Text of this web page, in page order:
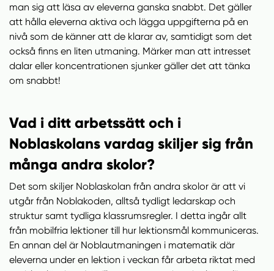
man sig att läsa av eleverna ganska snabbt. Det gäller
att hålla eleverna aktiva och lägga uppgifterna på en
nivå som de känner att de klarar av, samtidigt som det
också finns en liten utmaning. Märker man att intresset
dalar eller koncentrationen sjunker gäller det att tänka
om snabbt!
Vad i ditt arbetssätt och i
Noblaskolans vardag skiljer sig från
många andra skolor?
Det som skiljer Noblaskolan från andra skolor är att vi
utgår från Noblakoden, alltså tydligt ledarskap och
struktur samt tydliga klassrumsregler. I detta ingår allt
från mobilfria lektioner till hur lektionsmål kommuniceras.
En annan del är Noblautmaningen i matematik där
eleverna under en lektion i veckan får arbeta riktat med